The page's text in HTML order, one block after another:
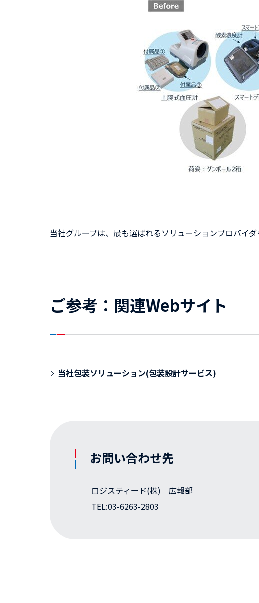
当社グループは、最も選ばれるソリューションプロバイ
ご参考：関連Webサイト
当社包装ソリューション(包装設計サービス)
お問い合わせ先
ロジスティード(株) 広報部
TEL:03-6263-2803